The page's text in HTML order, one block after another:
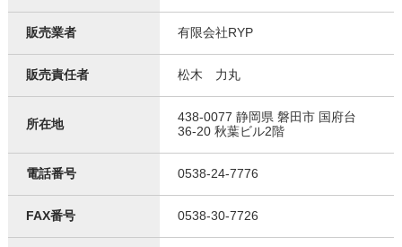
販売業者 有限会社RYP
販売責任者 松木 力丸
所在地
438-0077 静岡県 磐田市 国府台
36-20 秋葉ビル2階
電話番号 0538-24-7776
FAX番号 0538-30-7726